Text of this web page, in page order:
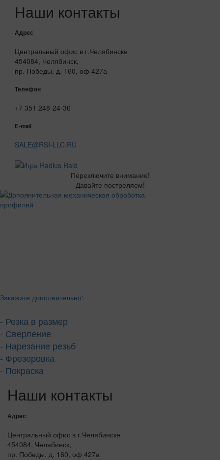
Наши контакты
Адрес
Центральный офис в г.Челябинске
454084, Челябинск,
пр. Победы, д. 160, оф 427а
Телефон
+7 351 248-24-36
E-mail
SALE@RSI-LLC.RU
Переключите внимание!
Давайте постреляем!
Закажите дополнительно:
- Резка в размер
- Сверление
- Нарезание резьб
- Фрезеровка
- Покраска
Наши контакты
Адрес
Центральный офис в г.Челябинске
454084, Челябинск,
пр. Победы, д. 160, оф 427а